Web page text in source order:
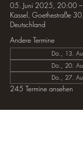
05. Juni 2025, 20:00
Kassel, Goethestraße
Deutschland
Andere Termine
Do., 13.
Do., 20.
Do., 27.
245 Termine ansehen